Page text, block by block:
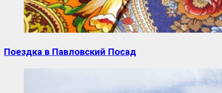
Поездка в Павловский Посад